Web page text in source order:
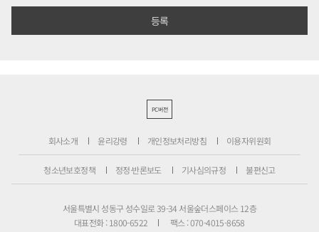
PC버전
회사소개 윤리강령 개인정보처리방침 이용자위원회
청소년보호정책 정정·반론보도 기사심의규정 불편신고
서울특별시 성동구 성수일로 39-34 서울숲더스페이스 12층
대표전화 : 1800-6522
팩스 : 070-4015-8658